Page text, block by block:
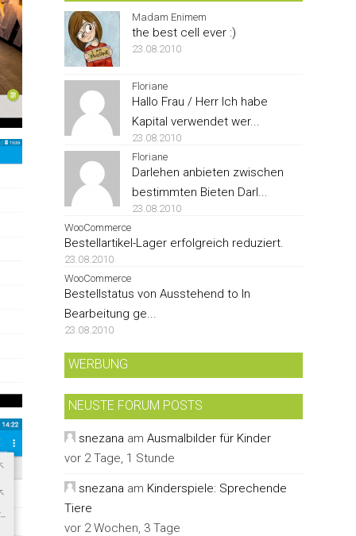
Madam Enimem
the best cell ever :)
23.08.2010
Floriane
Hallo Frau / Herr Ich habe
Kapital verwendet wer...
23.08.2010
Floriane
Darlehen anbieten zwischen
bestimmten Bieten Darl...
23.08.2010
WooCommerce
Bestellartikel-Lager erfolgreich reduziert.
23.08.2010
WooCommerce
Bestellstatus von Ausstehend to In
Bearbeitung ge...
23.08.2010
WERBUNG
NEUSTE FORUM POSTS
snezana am Ausmalbilder für Kinder
vor 2 Tage, 1 Stunde
snezana am Kinderspiele: Sprechende
Tiere
vor 2 Wochen, 3 Tage